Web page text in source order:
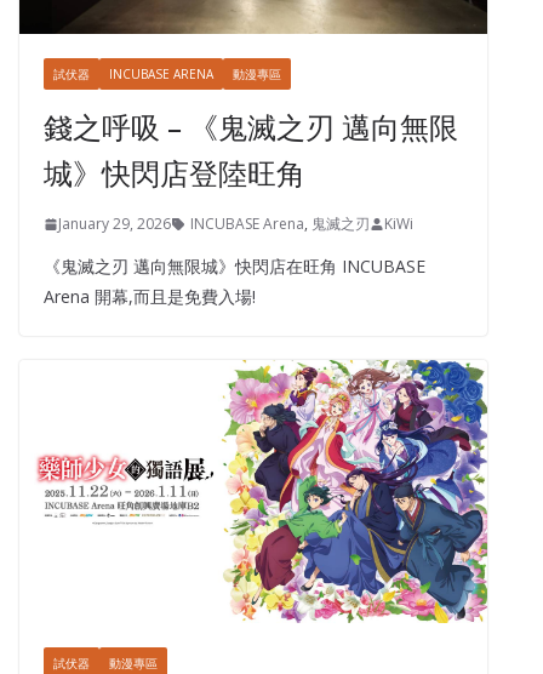
試伏器 INCUBASE ARENA 動漫專區
錢之呼吸 – 《鬼滅之刃 邁向無限
城》快閃店登陸旺角
January 29, 2026 INCUBASE Arena, 鬼滅之刃 KiWi
《鬼滅之刃 邁向無限城》快閃店在旺角 INCUBASE
Arena 開幕,而且是免費入場!
試伏器 動漫專區